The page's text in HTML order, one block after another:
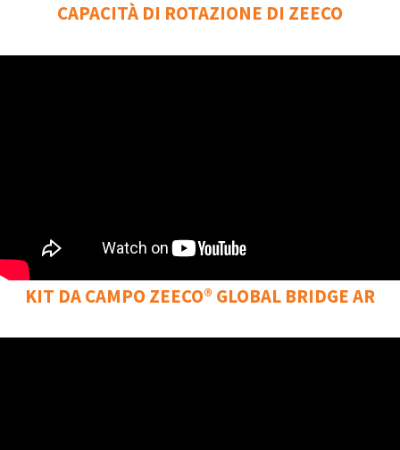
CAPACITÀ DI ROTAZIONE DI ZEECO
KIT DA CAMPO ZEECO® GLOBAL BRIDGE AR